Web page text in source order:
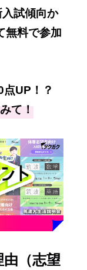
試傾向か
無料で参加
UP！？
て！
（志望